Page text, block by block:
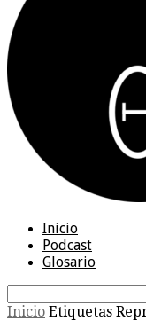
Inicio
Podcast
Glosario
Inicio Etiquetas